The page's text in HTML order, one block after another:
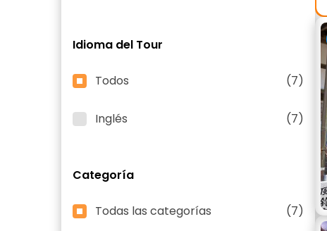
Idioma del Tour
Todos (7)
Inglés (7)
Categoría
Todas las categorías (7)